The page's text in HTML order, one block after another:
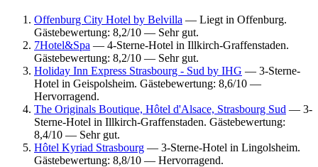
Offenburg City Hotel by Belvilla — Liegt in Offenburg.
Gästebewertung: 8,2/10 — Sehr gut.
7Hotel&Spa — 4-Sterne-Hotel in Illkirch-Graffenstaden.
Gästebewertung: 8,2/10 — Sehr gut.
Holiday Inn Express Strasbourg - Sud by IHG — 3-Sterne-
Hotel in Geispolsheim. Gästebewertung: 8,6/10 —
Hervorragend.
The Originals Boutique, Hôtel d'Alsace, Strasbourg Sud — 3-
Sterne-Hotel in Illkirch-Graffenstaden. Gästebewertung:
8,4/10 — Sehr gut.
Hôtel Kyriad Strasbourg — 3-Sterne-Hotel in Lingolsheim.
Gästebewertung: 8,8/10 — Hervorragend.